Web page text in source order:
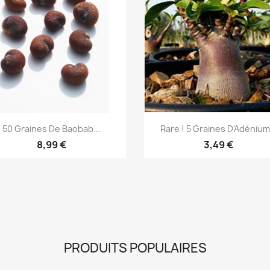
Aperçu rapide
50 Graines De Baobab...
8,99 €
Aperçu rapide
Rare ! 5 Graines
3,49 €
PRODUITS POPULAIRES